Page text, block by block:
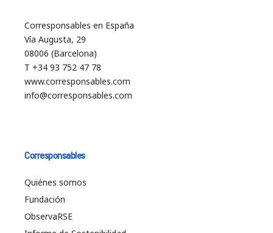
Corresponsables en España
Vía Augusta, 29
08006 (Barcelona)
T +34 93 752 47 78
www.corresponsables.com
info@corresponsables.com
Corresponsables
Quiénes somos
Fundación
ObservaRSE